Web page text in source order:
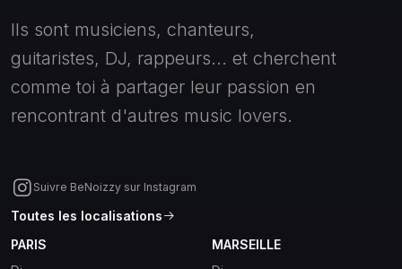
Ils sont musiciens, chanteurs,
guitaristes, DJ, rappeurs... et cherchent
comme toi à partager leur passion en
rencontrant d'autres music lovers.
Suivre BeNoizzy sur Instagram
Toutes les localisations
PARIS
MARSEILLE